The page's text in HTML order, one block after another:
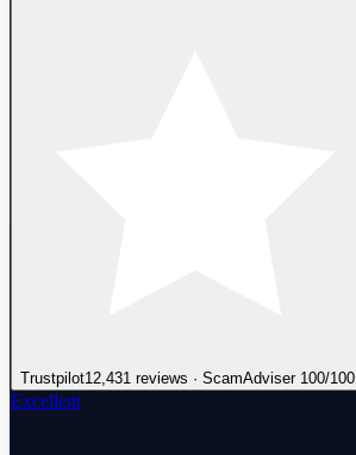
Trustpilot12,431 reviews · ScamAdviser 100/100
Excellent